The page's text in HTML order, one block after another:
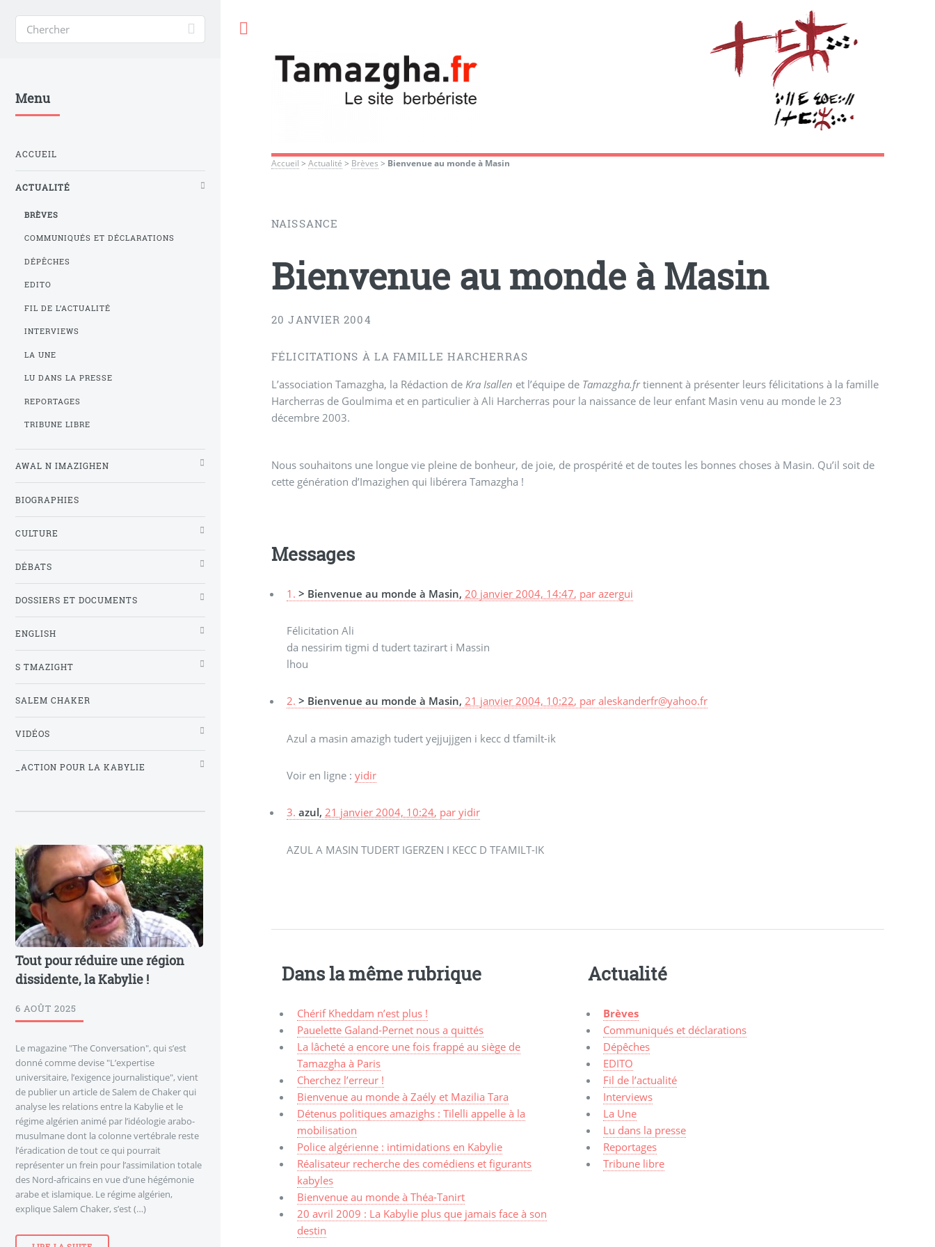
Accueil >Actualité > Brèves > Bienvenue au monde à Masin
NAISSANCE
Bienvenue au monde à Masin
20 JANVIER 2004
FÉLICITATIONS À LA FAMILLE HARCHERRAS
L’association Tamazgha, la Rédaction de Kra Isallen et l’équipe de Tamazgha.frtiennent à présenter leurs félicitations à la famille
Harcherras de Goulmima et en particulier à Ali Harcherras pour la naissance de leur enfant Masin venu au monde le 23
décembre 2003.
Nous souhaitons une longue vie pleine de bonheur, de joie, de prospérité et de toutes les bonnes choses à Masin. Qu’il soit de
cette génération d’Imazighen qui libérera Tamazgha !
Messages
1. > Bienvenue au monde à Masin, 20 janvier 2004, 14:47, parazergui
Félicitation Ali
da nessirim tigmi d tudert tazirart i Massin
lhou
2. > Bienvenue au monde à Masin,21 janvier 2004, 10:22, paraleskanderfr@yahoo.fr
Azul a masin amazigh tudert yejjujjgen i kecc d tfamilt-ik
Voir en ligne :yidir
3. azul,21 janvier 2004, 10:24, paryidir
AZUL A MASIN TUDERT IGERZEN I KECC D TFAMILT-IK
Dans la même rubrique
Chérif Kheddam n’est plus !
Pauelette Galand-Pernet nous a quittés
La lâcheté a encore une fois frappé au siège de
Tamazgha à Paris
Cherchez l’erreur !
Bienvenue au monde à Zaély et Mazilia Tara
Détenus politiques amazighs : Tilelli appelle à la
mobilisation
Police algérienne : intimidations en Kabylie
Réalisateur recherche des comédiens et figurants
kabyles
Bienvenue au monde à Théa-Tanirt
20 avril 2009 : La Kabylie plus que jamais face à son
destin
Actualité
Brèves
Communiqués et déclarations
Dépêches
EDITO
Fil de l’actualité
Interviews
La Une
Lu dans la presse
Reportages
Tribune libre
Menu
ACCUEIL
ACTUALITÉ
BRÈVES
COMMUNIQUÉS ET DÉCLARATIONS
DÉPÊCHES
EDITO
FIL DE L’ACTUALITÉ
INTERVIEWS
LA UNE
LU DANS LA PRESSE
REPORTAGES
TRIBUNE LIBRE
AWAL N IMAZIGHEN
BIOGRAPHIES
CULTURE
DÉBATS
DOSSIERS ET DOCUMENTS
ENGLISH
S TMAZIGHT
SALEM CHAKER
VIDÉOS
_ACTION POUR LA KABYLIE
Tout pour réduire une région
dissidente, la Kabylie !
6 AOÛT 2025
Le magazine "The Conversation", qui s’est
donné comme devise "L’expertise
universitaire, l’exigence journalistique", vient
de publier un article de Salem de Chaker qui
analyse les relations entre la Kabylie et le
régime algérien animé par l’idéologie arabo-
musulmane dont la colonne vertébrale reste
l’éradication de tout ce qui pourrait
représenter un frein pour l’assimilation totale
des Nord-africains en vue d’une hégémonie
arabe et islamique. Le régime algérien,
explique Salem Chaker, s’est (…)